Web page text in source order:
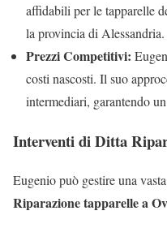
affidabili per le tapparelle
la provincia di Alessandria.
Prezzi Competitivi:
costi nascosti. Il suo
intermediari, garantendo
Interventi di Ditta
Eugenio può gestire una
Riparazione tapparelle a